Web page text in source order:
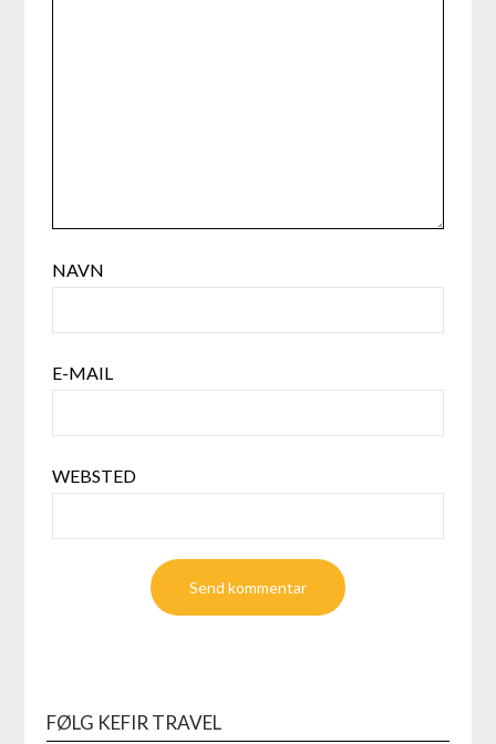
NAVN
E-MAIL
WEBSTED
FØLG KEFIR TRAVEL